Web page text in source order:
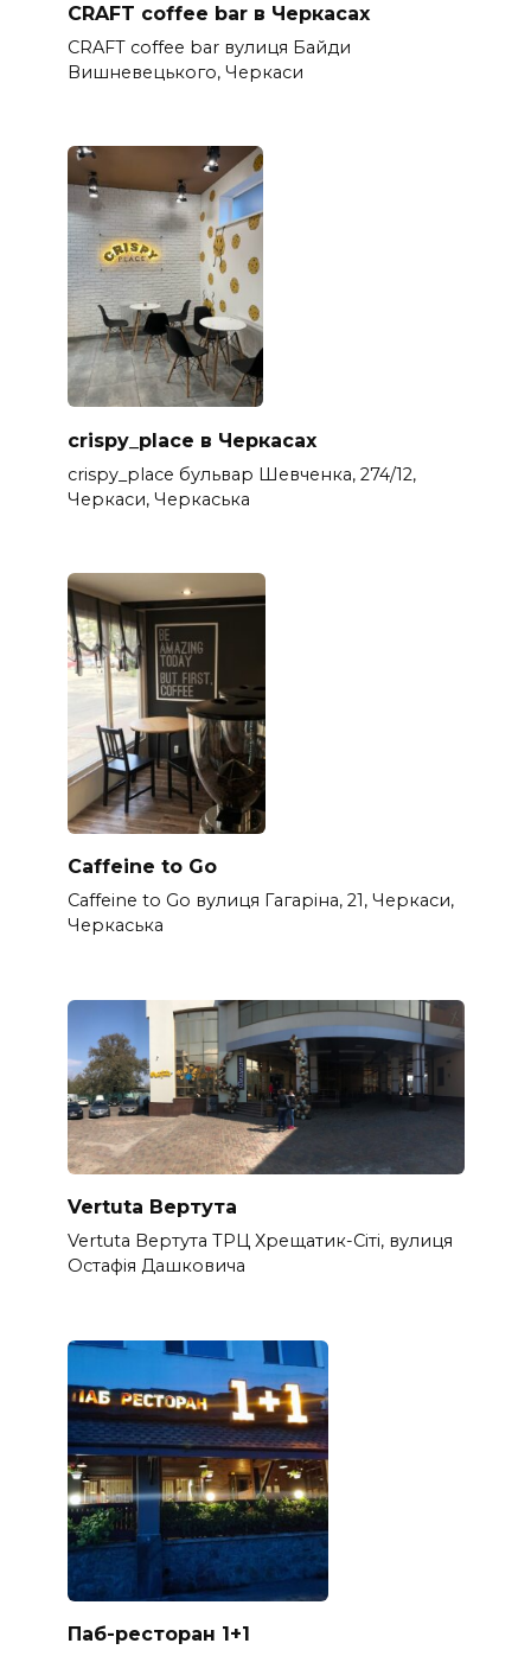
CRAFT coffee bar в Черкасах
CRAFT coffee bar вулиця Байди
Вишневецького, Черкаси
crispy_place в Черкасах
crispy_place бульвар Шевченка, 274/12,
Черкаси, Черкаська
Caffeine to Go
Caffeine to Go вулиця Гагаріна, 21, Черкаси,
Черкаська
Vertuta Вертута
Vertuta Вертута ТРЦ Хрещатик-Сіті, вулиця
Остафія Дашковича
Паб-ресторан 1+1